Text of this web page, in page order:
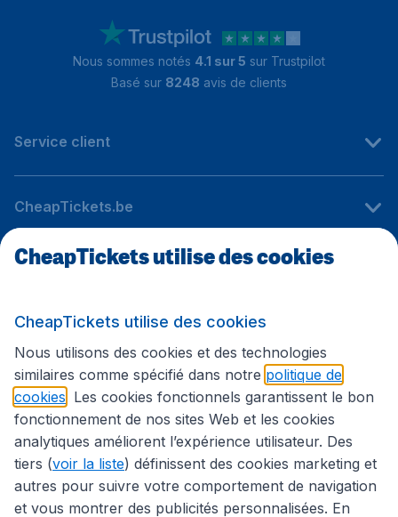
Nous sommes notés 4.1 sur 5 sur Trustpilot
Basé sur 8248 avis de clients
Service client
CheapTickets.be
Sites internationaux
Suivez CheapTickets.be
CheapTickets utilise des cookies
CheapTickets utilise des cookies
Nous utilisons des cookies et des technologies
similaires comme spécifié dans notre politique de
cookies . Les cookies fonctionnels garantissent le bon
fonctionnement de nos sites Web et les cookies
analytiques améliorent l’expérience utilisateur. Des
tiers (voir la liste) définissent des cookies marketing et
autres pour suivre votre comportement de navigation
et vous montrer des publicités personnalisées. En